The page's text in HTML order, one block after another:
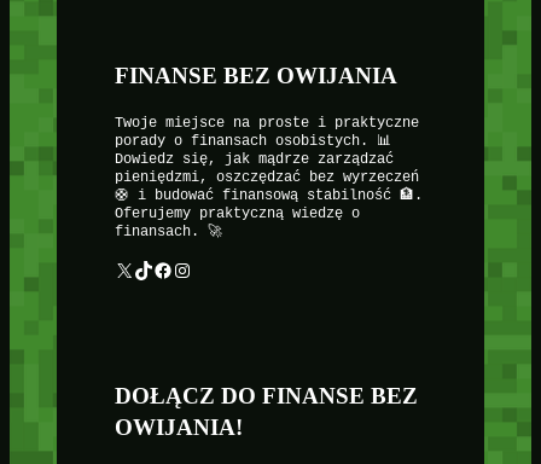
FINANSE BEZ OWIJANIA
Twoje miejsce na proste i praktyczne
porady o finansach osobistych. 📊
Dowiedz się, jak mądrze zarządzać
pieniędzmi, oszczędzać bez wyrzeczeń
🛟 i budować finansową stabilność 🏦.
Oferujemy praktyczną wiedzę o
finansach. 🚀
X TikTok Facebook Instagram
DOŁĄCZ DO FINANSE BEZ
OWIJANIA!